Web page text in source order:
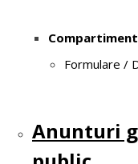
Formulare /
Anunturi